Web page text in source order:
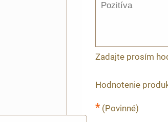
Zadajte prosím
Hodnotenie
* (Povinné)